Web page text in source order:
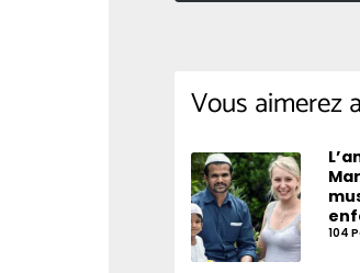
Vous aimerez
104